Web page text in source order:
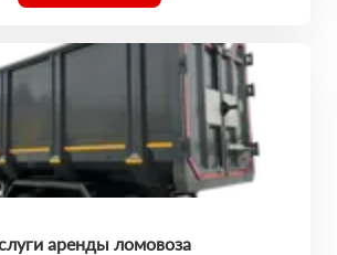
аренды ломовоза